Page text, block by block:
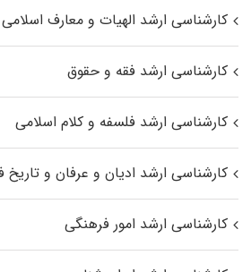
کارشناسی ارشد الهیات و معارف
کارشناسی ارشد فقه و حقوق
کارشناسی ارشد فلسفه و کلام اسلامی
کارشناسی ارشد ادیان و عرفان و
کارشناسی ارشد امور فرهنگی